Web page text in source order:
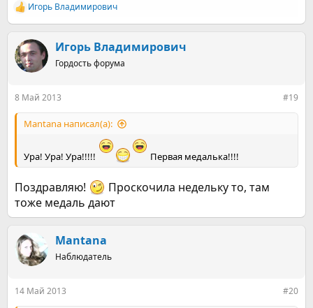
Р
е
к
ц
и
Игорь Владимирович
Игорь Владимирович
Гордость форума
8 Май 2013 #19
Mantana написал(а):
Ура! Ура! Ура!!!!! Первая медалька!!!!
Поздравляю!
Проскочила недельку то, там
тоже медаль дают
Mantana
Наблюдатель
14 Май 2013 #20